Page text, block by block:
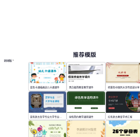
推荐模版
更多模板
蓝色卡通插画幼儿卡通课件 黑白极简教育教学课件 棕黄色中国风水浒传阅读分享
绿色简约教学通用课件 红色复古教育学术汇报